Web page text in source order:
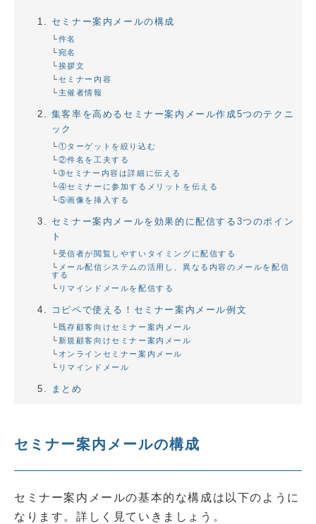
セミナー案内メールの構成
件名
宛名
挨拶文
セミナー内容
主催者情報
集客率を高めるセミナー案内メール作成5つのテクニ
ック
①ターゲットを絞り込む
②件名を工夫する
➂セミナー内容は詳細に伝える
④セミナーに参加するメリットを伝える
⑤画像を挿入する
セミナー案内メールを効果的に配信する3つのポイン
ト
受信者が閲覧しやすいタイミングに配信する
メール配信システムの活用し、異なる内容のメールを配信
する
リマインドメールを配信する
コピペで使える！セミナー案内メール例文
既存顧客向けセミナー案内メール
新規顧客向けセミナー案内メール
オンラインセミナー案内メール
リマインドメール
まとめ
セミナー案内メールの構成
セミナー案内メールの基本的な構成は以下のように
なります。詳しく見ていきましょう。